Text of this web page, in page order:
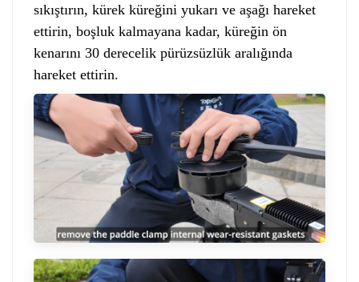
sıkıştırın, kürek küreğini yukarı ve aşağı hareket
ettirin, boşluk kalmayana kadar, küreğin ön
kenarını 30 derecelik pürüzsüzlük aralığında
hareket ettirin.